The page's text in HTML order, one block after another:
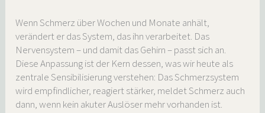
Wenn Schmerz über Wochen und Monate anhält,
verändert er das System, das ihn verarbeitet. Das
Nervensystem – und damit das Gehirn – passt sich an.
Diese Anpassung ist der Kern dessen, was wir heute als
zentrale Sensibilisierung verstehen: Das Schmerzsystem
wird empfindlicher, reagiert stärker, meldet Schmerz auch
dann, wenn kein akuter Auslöser mehr vorhanden ist.